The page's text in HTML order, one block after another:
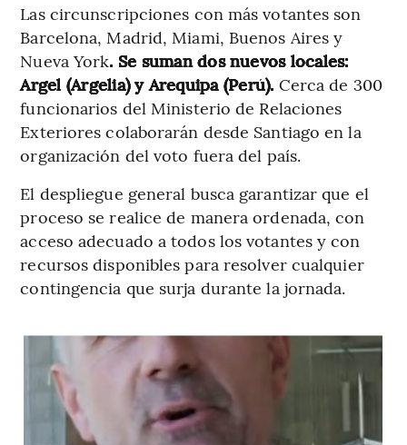
Las circunscripciones con más votantes son
Barcelona, Madrid, Miami, Buenos Aires y
Nueva York. Se suman dos nuevos locales:
Argel (Argelia) y Arequipa (Perú). Cerca de 300
funcionarios del Ministerio de Relaciones
Exteriores colaborarán desde Santiago en la
organización del voto fuera del país.
El despliegue general busca garantizar que el
proceso se realice de manera ordenada, con
acceso adecuado a todos los votantes y con
recursos disponibles para resolver cualquier
contingencia que surja durante la jornada.